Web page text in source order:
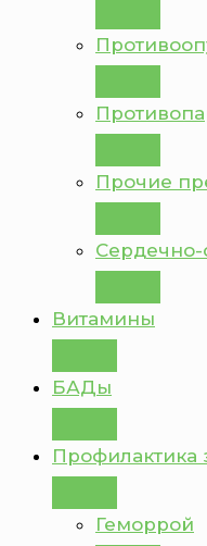
Прочие
Сердечно-
Витамины
БАДы
Профилактика
Геморрой